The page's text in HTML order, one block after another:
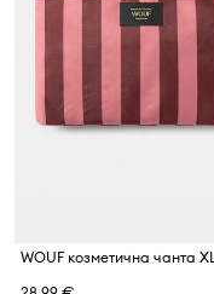
WOUF козметична чанта